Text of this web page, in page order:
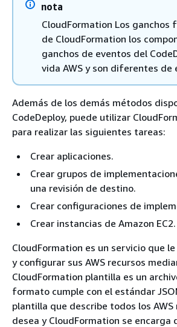
nota
CloudFormation Los ganchos
de CloudFormation los
ganchos de eventos del
vida AWS y son diferentes de
Además de los demás métodos
CodeDeploy, puede utilizar
para realizar las siguientes tareas:
Crear aplicaciones.
Crear grupos de
una revisión de destino.
Crear configuraciones de
Crear instancias de Amazon EC2.
CloudFormation es un servicio que
y configurar sus AWS recursos
CloudFormation plantilla es un
formato cumple con el estándar
plantilla que describe todos los AWS
desea y CloudFormation se encarga